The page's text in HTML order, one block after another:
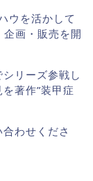
ウを活かして
画・販売を開
リーズ参戦し
著作”装甲症
わせくださ